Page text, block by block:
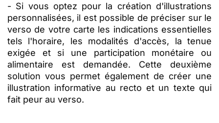
- Si vous optez pour la création d'illustrations
personnalisées, il est possible de préciser sur le
verso de votre carte les indications essentielles
tels l'horaire, les modalités d'accès, la tenue
exigée et si une participation monétaire ou
alimentaire est demandée. Cette deuxième
solution vous permet également de créer une
illustration informative au recto et un texte qui
fait peur au verso.